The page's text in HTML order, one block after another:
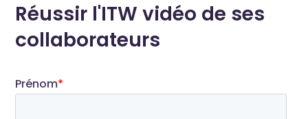
Réussir l'ITW vidéo de ses
collaborateurs